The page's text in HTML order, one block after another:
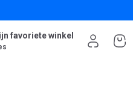
favoriete winkel